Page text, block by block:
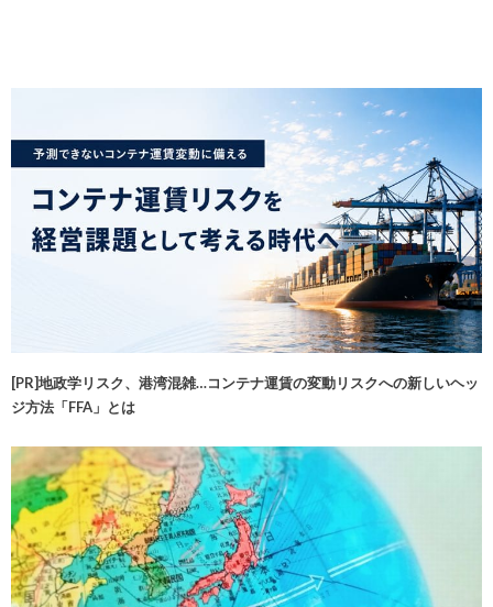
[PR]地政学リスク、港湾混雑…コンテナ運賃の変動リスクへの新しいヘッ
ジ方法「FFA」とは